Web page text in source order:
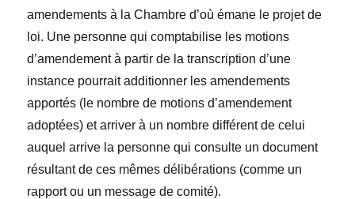
amendements à la Chambre d’où émane le projet de
loi. Une personne qui comptabilise les motions
d’amendement à partir de la transcription d’une
instance pourrait additionner les amendements
apportés (le nombre de motions d’amendement
adoptées) et arriver à un nombre différent de celui
auquel arrive la personne qui consulte un document
résultant de ces mêmes délibérations (comme un
rapport ou un message de comité).